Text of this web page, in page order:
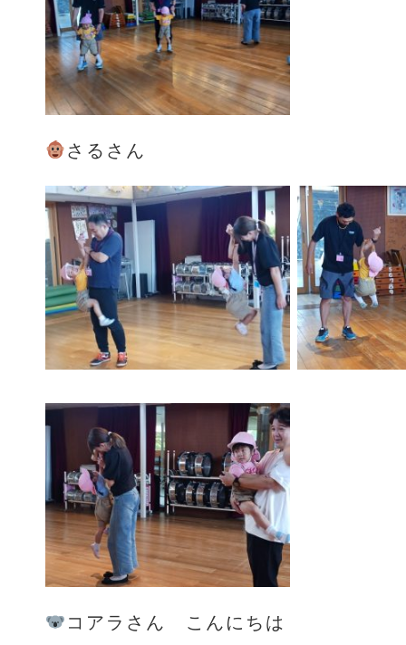
さるさん
コアラさん こんにちは